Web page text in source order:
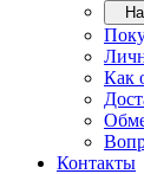
Как
Контакты